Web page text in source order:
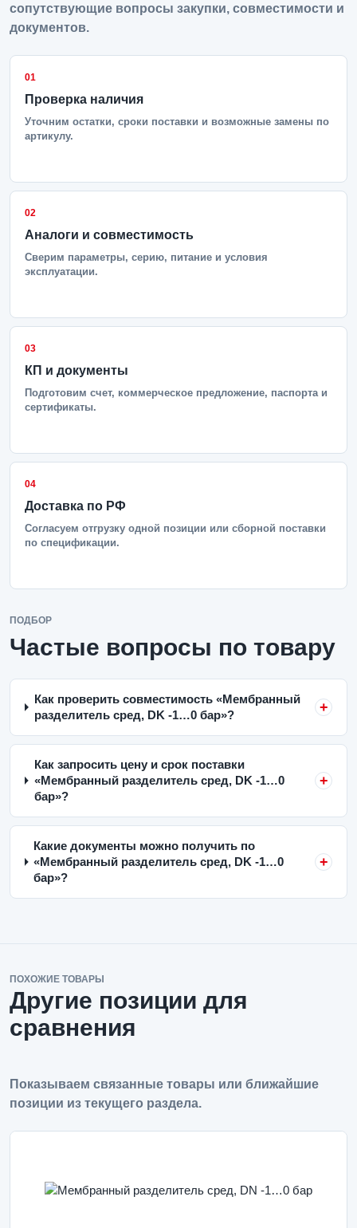
сопутствующие вопросы закупки, совместимости и
документов.
01
Проверка наличия
Уточним остатки, сроки поставки и возможные замены по
артикулу.
02
Аналоги и совместимость
Сверим параметры, серию, питание и условия
эксплуатации.
03
КП и документы
Подготовим счет, коммерческое предложение, паспорта и
сертификаты.
04
Доставка по РФ
Согласуем отгрузку одной позиции или сборной поставки
по спецификации.
ПОДБОР
Частые вопросы по товару
Как проверить совместимость «Мембранный
разделитель сред, DK -1…0 бар»?
Как запросить цену и срок поставки
«Мембранный разделитель сред, DK -1…0
бар»?
Какие документы можно получить по
«Мембранный разделитель сред, DK -1…0
бар»?
ПОХОЖИЕ ТОВАРЫ
Другие позиции для
сравнения
Показываем связанные товары или ближайшие
позиции из текущего раздела.